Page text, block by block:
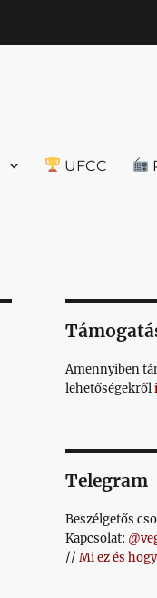
UFCC
Amennyiben
lehetőségekről
Telegram
Beszélgetős
Kapcsolat:
// Mi ez és